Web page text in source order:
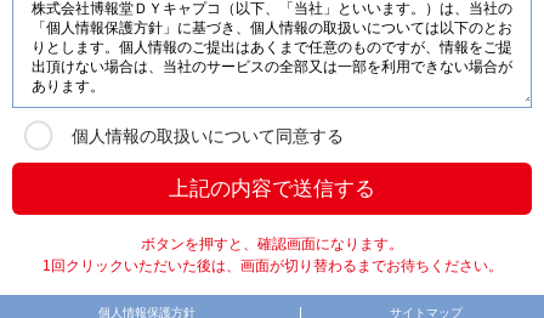
個人情報の取扱いについて同意する
ボタンを押すと、確認画面になります。
1回クリックいただいた後は、画面が切り替わるまでお待ちください。
個人情報保護方針 サイトマップ